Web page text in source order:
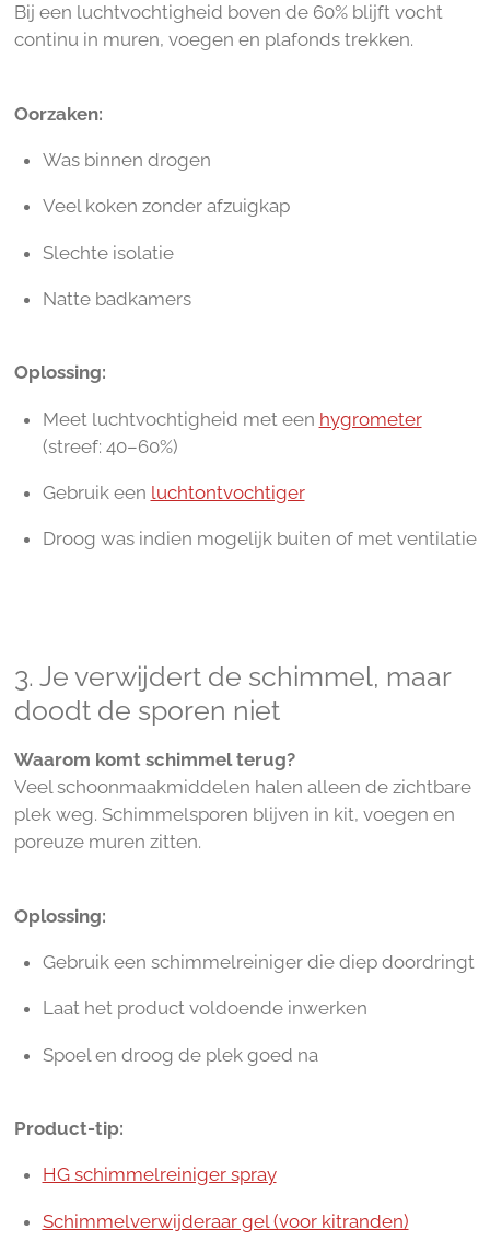
Bij een luchtvochtigheid boven de 60% blijft vocht
continu in muren, voegen en plafonds trekken.
Oorzaken:
Was binnen drogen
Veel koken zonder afzuigkap
Slechte isolatie
Natte badkamers
Oplossing:
Meet luchtvochtigheid met een hygrometer
(streef: 40–60%)
Gebruik een luchtontvochtiger
Droog was indien mogelijk buiten of met ventilatie
3. Je verwijdert de schimmel, maar
doodt de sporen niet
Waarom komt schimmel terug?
Veel schoonmaakmiddelen halen alleen de zichtbare
plek weg. Schimmelsporen blijven in kit, voegen en
poreuze muren zitten.
Oplossing:
Gebruik een schimmelreiniger die diep doordringt
Laat het product voldoende inwerken
Spoel en droog de plek goed na
Product-tip:
HG schimmelreiniger spray
Schimmelverwijderaar gel (voor kitranden)